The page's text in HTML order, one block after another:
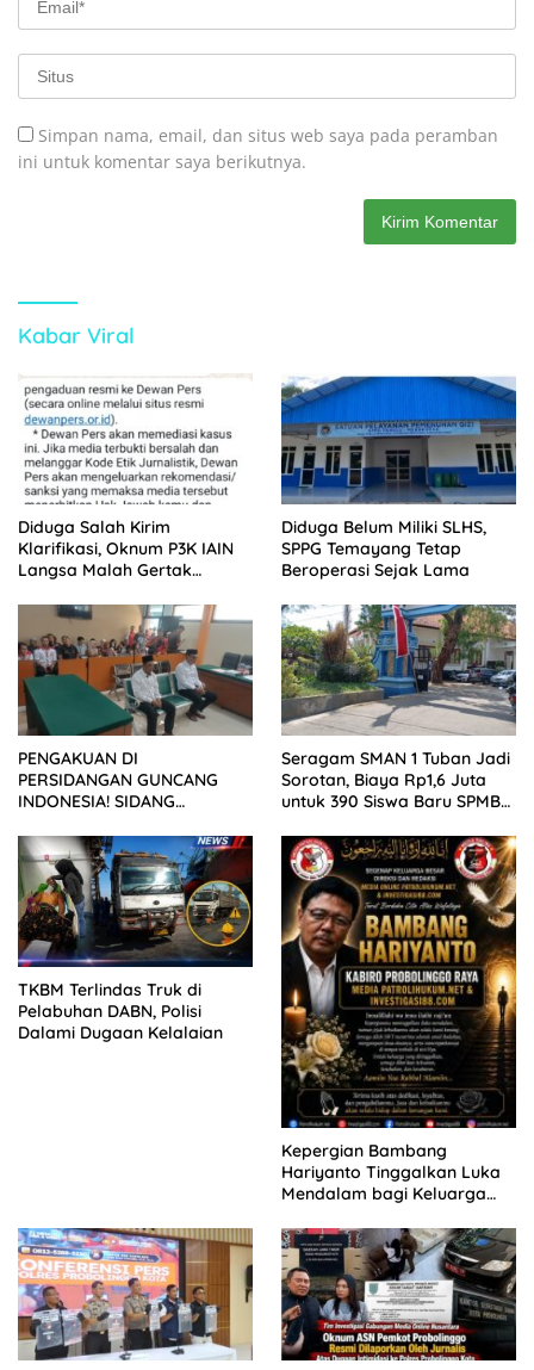
Simpan nama, email, dan situs web saya pada peramban
ini untuk komentar saya berikutnya.
Kabar Viral
Diduga Salah Kirim
Klarifikasi, Oknum P3K IAIN
Langsa Malah Gertak
Diduga Belum Miliki SLHS,
SPPG Temayang Tetap
Beroperasi Sejak Lama
PENGAKUAN DI
PERSIDANGAN GUNCANG
INDONESIA! SIDANG
KELUARGA KORBAN
MENGAMUK DI PN MALANG
Seragam SMAN 1 Tuban Jadi
Sorotan, Biaya Rp1,6 Juta
untuk 390 Siswa Baru SPMB
TKBM Terlindas Truk di
Pelabuhan DABN, Polisi
Dalami Dugaan Kelalaian
Kepergian Bambang
Hariyanto Tinggalkan Luka
Mendalam bagi Keluarga